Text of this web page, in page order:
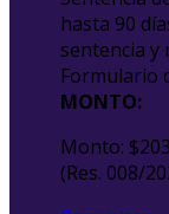
hasta 90
sentencia y
Formulario
MONTO:
Monto:
(Res. 008/